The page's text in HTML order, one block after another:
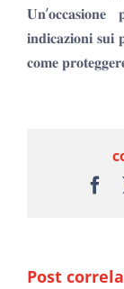
𝐔𝐧’𝐨𝐜𝐜𝐚𝐬𝐢𝐨𝐧𝐞
𝐢𝐧𝐝𝐢𝐜𝐚𝐳𝐢𝐨𝐧𝐢 𝐬𝐮𝐢
𝐜𝐨𝐦𝐞
Post